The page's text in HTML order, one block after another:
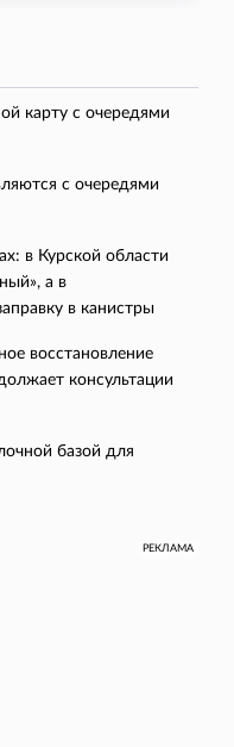
карту с очередями
с очередями
в Курской области
а в
в канистры
восстановление
консультации
базой для
РЕКЛАМА